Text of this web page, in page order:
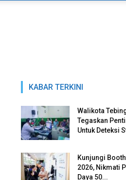
KABAR TERKINI
Walikota
Tegaskan
Untuk Deteksi
Kunjungi
2026, Nikmati
Daya 50...